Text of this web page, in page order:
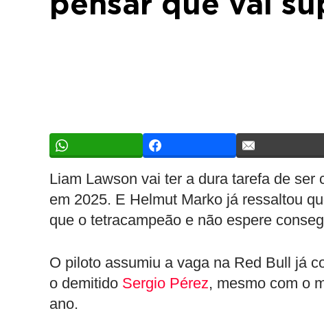
Liam Lawson vai ter a dura tarefa de ser
em 2025. E Helmut Marko já ressaltou
que o tetracampeão e não espere
O piloto assumiu a vaga na Red Bull já
o demitido Sergio Pérez, mesmo com o
ano.